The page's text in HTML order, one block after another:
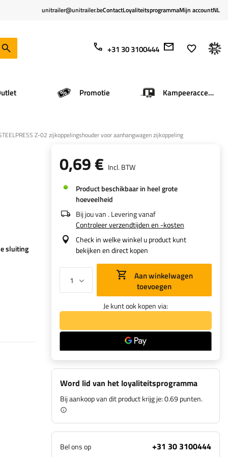
unitrailer@unitrailer.beContactLoyaliteitsprogrammaMijn accountNL
+31 30 3100444
Promotie Kampeeraccessoires
Z-02 zijkoppelingshouder voor aanhangwagen zijkoppeling
sluiting
0,69 € Incl. BTW
Product beschikbaar in heel grote
hoeveelheid
Bij jou van . Levering vanaf
Controleer verzendtijden en -kosten
Check in welke winkel u product kunt
bekijken en direct kopen
toevoegen
Je kunt ook kopen via:
Word lid van het loyaliteitsprogramma
Bij aankoop van dit product krijg je:0.69 punten.
Bel ons op +31 30 3100444